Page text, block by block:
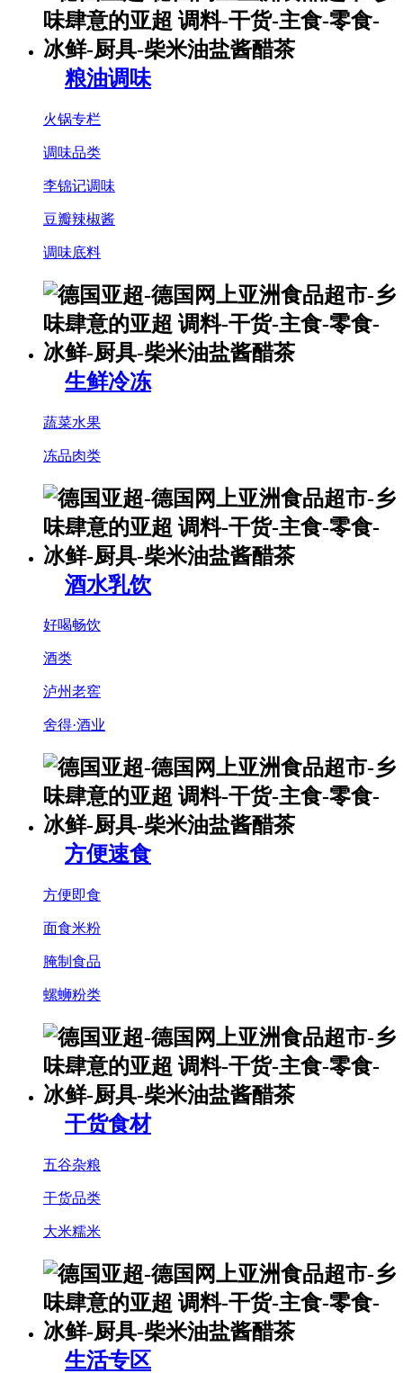
粮油调味
火锅专栏
调味品类
李锦记调味
豆瓣辣椒酱
调味底料
生鲜冷冻
蔬菜水果
冻品肉类
酒水乳饮
好喝畅饮
酒类
泸州老窖
舍得·酒业
方便速食
方便即食
面食米粉
腌制食品
螺蛳粉类
干货食材
五谷杂粮
干货品类
大米糯米
生活专区